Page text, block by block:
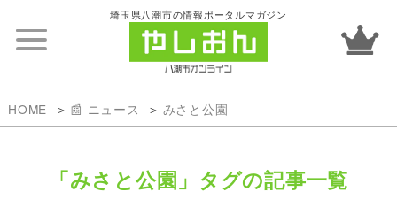
埼玉県八潮市の情報ポータルマガジン
HOME 📰 ニュース みさと公園
「みさと公園」タグの記事一覧